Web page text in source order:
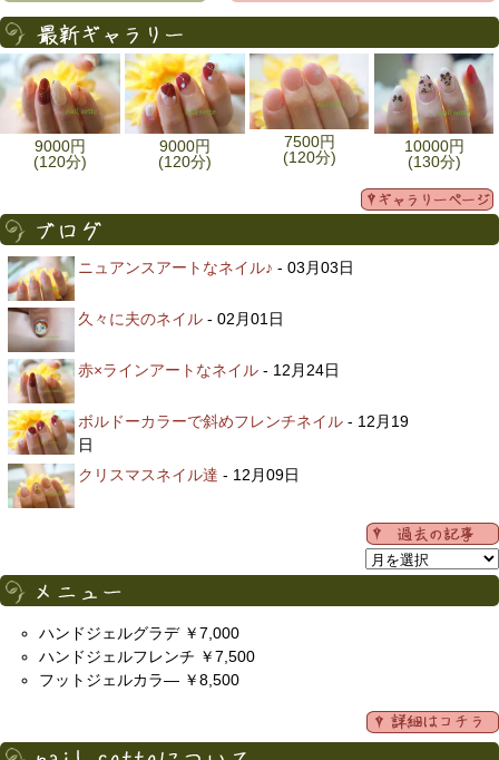
9000円
(120分)
9000円
(120分)
7500円
(120分)
10000円
(130分)
ニュアンスアートなネイル♪ - 03月03日
久々に夫のネイル - 02月01日
赤×ラインアートなネイル - 12月24日
ボルドーカラーで斜めフレンチネイル - 12月19
日
クリスマスネイル達 - 12月09日
ハンドジェルグラデ ￥7,000
ハンドジェルフレンチ ￥7,500
フットジェルカラ― ￥8,500